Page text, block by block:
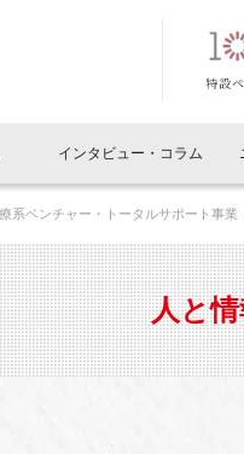
会員開催
・参加
What's
インタビュー・コラム
ベンチャーイン
サポーターコラ
スリリース
関連
Why in
サポーター紹介
パンフレット
特別会員につい
オフィス・ラボ
療系ベンチャー・トータルサポート事
人と